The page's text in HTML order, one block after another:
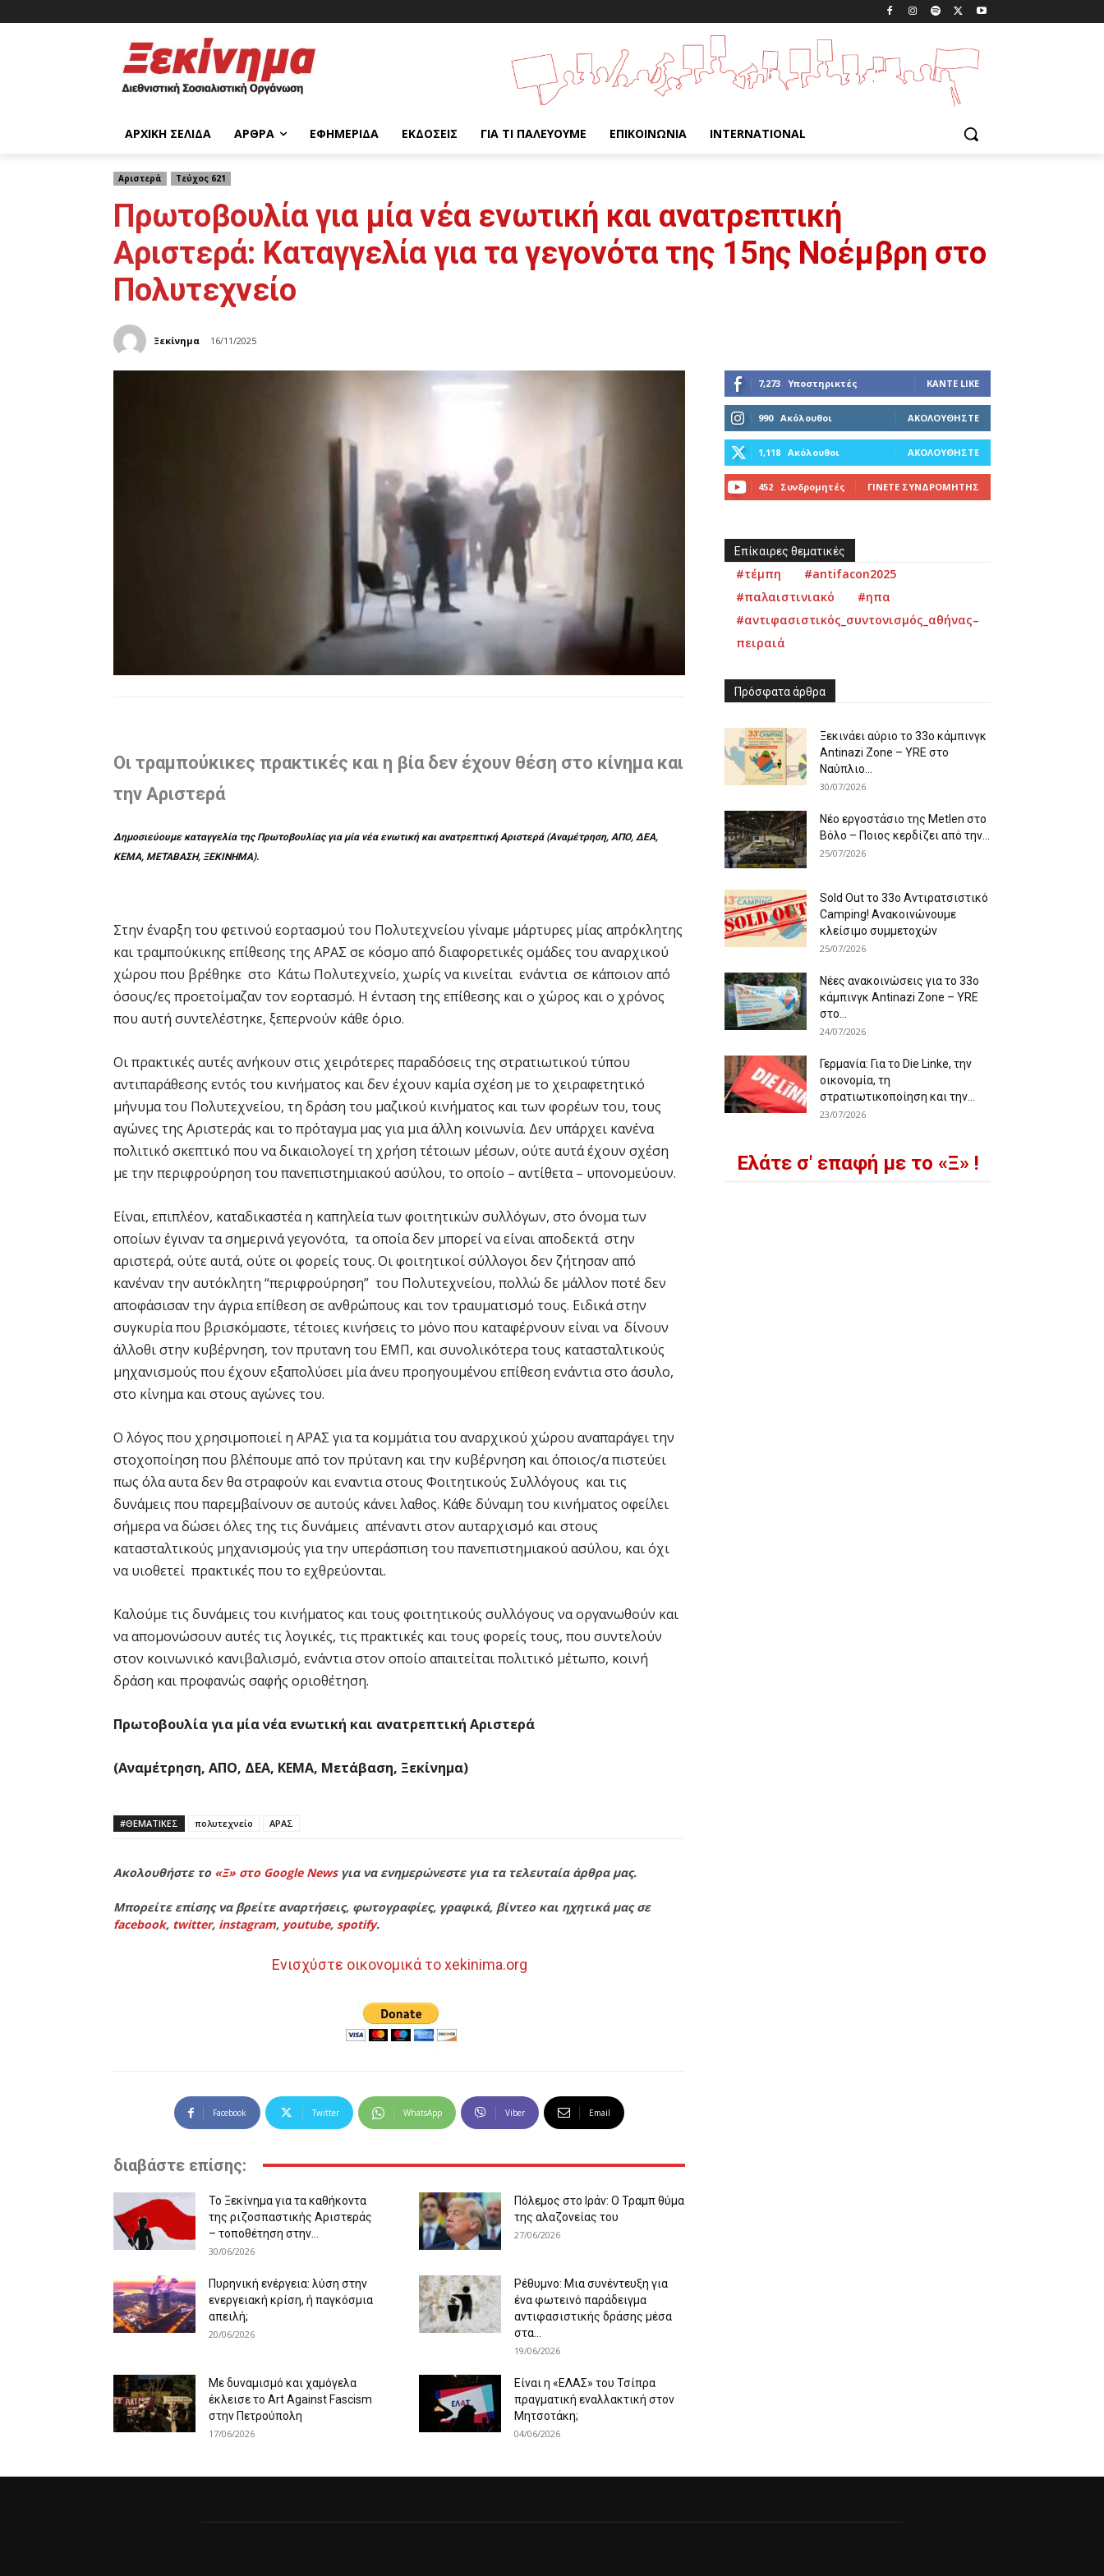
ΑΡΧΙΚΉ ΣΕΛΊΔΑ ΆΡΘΡΑ ΕΦΗΜΕΡΊΔΑ ΕΚΔΌΣΕΙΣ ΓΙΑ ΤΙ ΠΑΛΕΎΟΥΜΕ ΕΠΙΚΟΙΝΩΝΊΑ INTERNATIONAL
Αριστερά Τεύχος 621
Πρωτοβουλία για μία νέα ενωτική και ανατρεπτική
Αριστερά: Καταγγελία για τα γεγονότα της 15ης Νοέμβρη στο
Πολυτεχνείο
Ξεκίνημα 16/11/2025
Οι τραμπούκικες πρακτικές και η βία δεν έχουν θέση στο κίνημα και
την Αριστερά
Δημοσιεύουμε καταγγελία της Πρωτοβουλίας για μία νέα ενωτική και ανατρεπτική Αριστερά(Αναμέτρηση, ΑΠΟ, ΔΕΑ,
ΚΕΜΑ, ΜΕΤΑΒΑΣΗ, ΞΕΚΙΝΗΜΑ).
Στην έναρξη του φετινού εορτασμού του Πολυτεχνείου γίναμε μάρτυρες μίας απρόκλητης
και τραμπούκικης επίθεσης της ΑΡΑΣ σε κόσμο από διαφορετικές ομάδες του αναρχικού
χώρου που βρέθηκε στο Κάτω Πολυτεχνείο, χωρίς να κινείται ενάντια σε κάποιον από
όσους/ες προετοίμαζαν τον εορτασμό. Η ένταση της επίθεσης και ο χώρος και ο χρόνος
που αυτή συντελέστηκε, ξεπερνούν κάθε όριο.
Οι πρακτικές αυτές ανήκουν στις χειρότερες παραδόσεις της στρατιωτικού τύπου
αντιπαράθεσης εντός του κινήματος και δεν έχουν καμία σχέση με το χειραφετητικό
μήνυμα του Πολυτεχνείου, τη δράση του μαζικού κινήματος και των φορέων του, τους
αγώνες της Αριστεράς και το πρόταγμα μας για μια άλλη κοινωνία. Δεν υπάρχει κανένα
πολιτικό σκεπτικό που να δικαιολογεί τη χρήση τέτοιων μέσων, ούτε αυτά έχουν σχέση
με την περιφρούρηση του πανεπιστημιακού ασύλου, το οποίο – αντίθετα – υπονομεύουν.
Είναι, επιπλέον, καταδικαστέα η καπηλεία των φοιτητικών συλλόγων, στο όνομα των
οποίων έγιναν τα σημερινά γεγονότα, τα οποία δεν μπορεί να είναι αποδεκτά στην
αριστερά, ούτε αυτά, ούτε οι φορείς τους. Οι φοιτητικοί σύλλογοι δεν ζήτησαν από
κανέναν την αυτόκλητη “περιφρούρηση” του Πολυτεχνείου, πολλώ δε μάλλον ποτέ δεν
αποφάσισαν την άγρια επίθεση σε ανθρώπους και τον τραυματισμό τους. Ειδικά στην
συγκυρία που βρισκόμαστε, τέτοιες κινήσεις το μόνο που καταφέρνουν είναι να δίνουν
άλλοθι στην κυβέρνηση, τον πρυτανη του ΕΜΠ, και συνολικότερα τους κατασταλτικούς
μηχανισμούς που έχουν εξαπολύσει μία άνευ προηγουμένου επίθεση ενάντια στο άσυλο,
στο κίνημα και στους αγώνες του.
Ο λόγος που χρησιμοποιεί η ΑΡΑΣ για τα κομμάτια του αναρχικού χώρου αναπαράγει την
στοχοποίηση που βλέπουμε από τον πρύτανη και την κυβέρνηση και όποιος/α πιστεύει
πως όλα αυτα δεν θα στραφούν και εναντια στους Φοιτητικούς Συλλόγους και τις
δυνάμεις που παρεμβαίνουν σε αυτούς κάνει λαθος. Κάθε δύναμη του κινήματος οφείλει
σήμερα να δώσει όλες της τις δυνάμεις απέναντι στον αυταρχισμό και στους
κατασταλτικούς μηχανισμούς για την υπεράσπιση του πανεπιστημιακού ασύλου, και όχι
να υιοθετεί πρακτικές που το εχθρεύονται.
Καλούμε τις δυνάμεις του κινήματος και τους φοιτητικούς συλλόγους να οργανωθούν και
να απομονώσουν αυτές τις λογικές, τις πρακτικές και τους φορείς τους, που συντελούν
στον κοινωνικό κανιβαλισμό, ενάντια στον οποίο απαιτείται πολιτικό μέτωπο, κοινή
δράση και προφανώς σαφής οριοθέτηση.
Πρωτοβουλία για μία νέα ενωτική και ανατρεπτική Αριστερά
(Αναμέτρηση, ΑΠΟ, ΔΕΑ, ΚΕΜΑ, Μετάβαση, Ξεκίνημα)
#ΘΕΜΑΤΙΚΈΣ πολυτεχνείο ΑΡΑΣ
Ακολουθήστε το «Ξ» στο Google Newsγια να ενημερώνεστε για τα τελευταία άρθρα μας.
Μπορείτε επίσης να βρείτε αναρτήσεις, φωτογραφίες, γραφικά, βίντεο και ηχητικά μας σε
facebook, twitter, instagram, youtube, spotify.
Ενισχύστε οικονομικά το xekinima.org
Facebook Twitter WhatsApp Viber Email
διαβάστε επίσης:
Το Ξεκίνημα για τα καθήκοντα
της ριζοσπαστικής Αριστεράς
– τοποθέτηση στην...
30/06/2026
Πόλεμος στο Ιράν: Ο Τραμπ θύμα
της αλαζονείας του
27/06/2026
Πυρηνική ενέργεια: λύση στην
ενεργειακή κρίση, ή παγκόσμια
απειλή;
20/06/2026
Ρέθυμνο: Μια συνέντευξη για
ένα φωτεινό παράδειγμα
αντιφασιστικής δράσης μέσα
στα...
19/06/2026
Με δυναμισμό και χαμόγελα
έκλεισε το Art Against Fascism
στην Πετρούπολη
17/06/2026
Είναι η «ΕΛΑΣ» του Τσίπρα
πραγματική εναλλακτική στον
Μητσοτάκη;
04/06/2026
7,273 Υποστηρικτές ΚΆΝΤΕ LIKE
990 Ακόλουθοι ΑΚΟΛΟΥΘΉΣΤΕ
1,118 Ακόλουθοι ΑΚΟΛΟΥΘΉΣΤΕ
452 Συνδρομητές ΓΊΝΕΤΕ ΣΥΝΔΡΟΜΗΤΉΣ
Επίκαιρες θεματικές
#τέμπη
#antifacon2025
#παλαιστινιακό
#ηπα
#αντιφασιστικός_συντονισμός_αθήνας–
πειραιά
Πρόσφατα άρθρα
Ξεκινάει αύριο το 33ο κάμπινγκ
Antinazi Zone – YRE στο
Ναύπλιο...
30/07/2026
Νέο εργοστάσιο της Metlen στο
Βόλο – Ποιος κερδίζει από την...
25/07/2026
Sold Out το 33ο Αντιρατσιστικό
Camping! Ανακοινώνουμε
κλείσιμο συμμετοχών
25/07/2026
Νέες ανακοινώσεις για το 33ο
κάμπινγκ Antinazi Zone – YRE
στο...
24/07/2026
Γερμανία: Για το Die Linke, την
οικονομία, τη
στρατιωτικοποίηση και την...
23/07/2026
Ελάτε σ' επαφή με το «Ξ» !